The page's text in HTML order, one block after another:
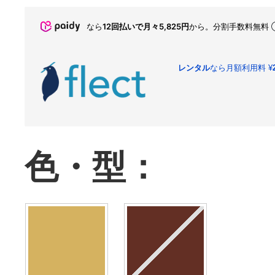
なら12回払いで月々5,825円から。分割手数料無料
レンタルなら月額利用料¥
色・型：